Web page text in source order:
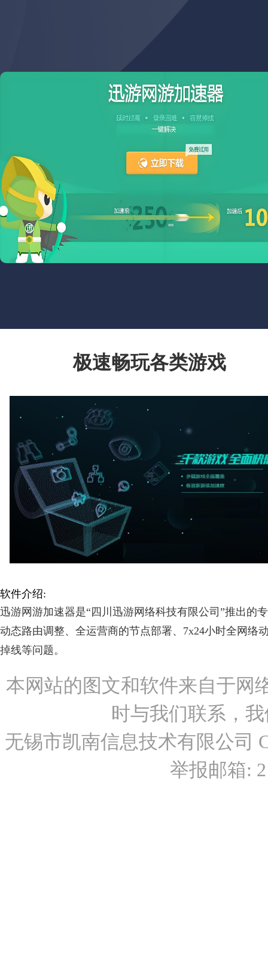
极速畅玩各类游戏
软件介绍:
迅游网游加速器是“四川迅游网络科技有限公司”推出的
动态路由调整、全运营商的节点部署、7x24小时全网络
掉线等问题。
本网站的图文和软件来自于网
时与我们联系，
无锡市凯南信息技术有限公司
举报邮箱: